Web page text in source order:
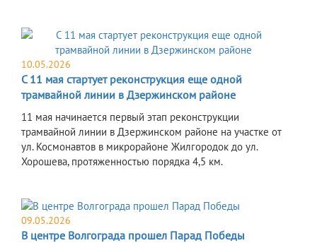
10.05.2026
С 11 мая стартует реконструкция еще одной
трамвайной линии в Дзержинском районе
11 мая начинается первый этап реконструкции
трамвайной линии в Дзержинском районе на участке от
ул. Космонавтов в микрорайоне Жилгородок до ул.
Хорошева, протяженностью порядка 4,5 км.
09.05.2026
В центре Волгограда прошел Парад Победы